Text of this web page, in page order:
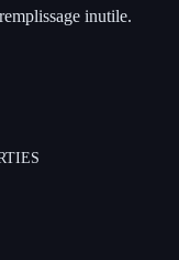
inutile.